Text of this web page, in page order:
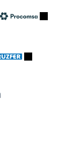
Proizvodi